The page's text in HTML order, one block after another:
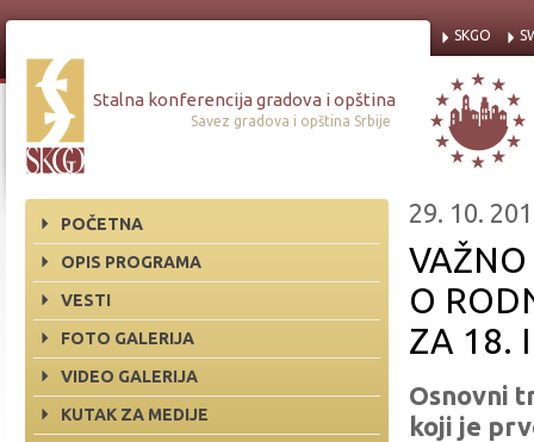
Stalna konferencija gradova i opština
Savez gradova i opština Srbije
SKGO
POČETNA
OPIS PROGRAMA
VESTI
FOTO GALERIJA
VIDEO GALERIJA
KUTAK ZA MEDIJE
29. 10.
O
ZA 18.
Osnovni
koji je